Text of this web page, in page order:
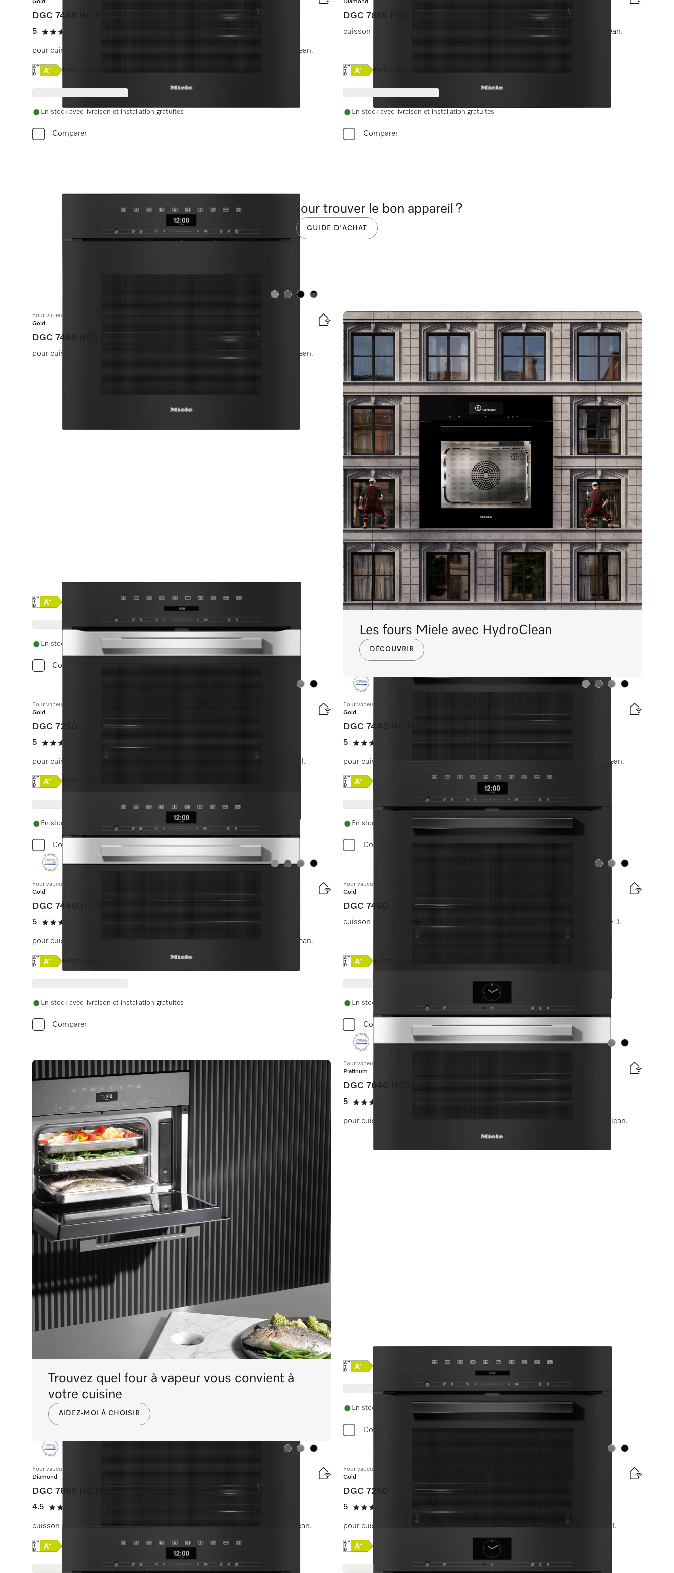
Gold
DGC 7465 HC Pro
5
5 étoiles sur 5
pour cuisson à la vapeur, classique et rôtissage avec connectivité + HydroClean.
Online Label Flag, Etiquette énergétique
En stock avec livraison et installation gratuites
Comparer
Diamond
DGC 7865 HCX Pro
cuisson vapeur, classique et rôtissage avec thermosonde sans fil + HydroClean.
Online Label Flag, Etiquette énergétique
En stock avec livraison et installation gratuites
Comparer
Couleurs
Couleurs
CouleursCouleurs
Four vapeur combiné sans poignée avec raccordement à l’eau
Gold
DGC 7465 HCX Pro
pour cuisson à la vapeur, classique et rôtissage avec connectivité + HydroClean.
Online Label Flag, Etiquette énergétique
En stock avec livraison et installation gratuites
Comparer
CouleursCouleurs
Four vapeur combiné
Gold
DGC 7250
5
5 étoiles sur 5
pour cuisson vapeur, au four et rôtissage avec mise en réseau et TasteControl.
Online Label Flag, Etiquette énergétique
En stock avec livraison et installation gratuites
Comparer
Couleurs
Couleurs
CouleursCouleurs
Four vapeur combiné compact
Gold
DGC 7440 HC Pro
5
5 étoiles sur 5
(3 Avis)
pour cuisson à la vapeur, classique et rôtissage avec connectivité + HydroClean.
Online Label Flag, Etiquette énergétique
En stock avec livraison et installation gratuites
Comparer
Couleurs
Couleurs
CouleursCouleurs
Four vapeur combiné compact
Gold
DGC 7440 HC Pro
5
5 étoiles sur 5
pour cuisson à la vapeur, classique et rôtissage avec connectivité + HydroClean.
Online Label Flag, Etiquette énergétique
Fiche produit
En stock avec livraison et installation gratuites
Comparer
Couleurs
CouleursCouleurs
Four vapeur combiné
Gold
DGC 7450
cuisson vapeur, four, rôtissage ac mise en réseau, TasteControl + éclairage LED.
Online Label Flag, Etiquette énergétique
En stock avec livraison et installation gratuites
Comparer
CouleursCouleurs
Four vapeur combiné compact
Platinum
DGC 7640 HC Pro
5
5 étoiles sur 5
pour cuisson à la vapeur, classique et rôtissage avec thermosonde + HydroClean.
Online Label Flag, Etiquette énergétique
En stock avec livraison et installation gratuites
Comparer
Couleurs
CouleursCouleurs
Four vapeur combiné avec raccordement à l’eau
Diamond
DGC 7865 HC Pro
4.5
4.5 étoiles sur 5
cuisson vapeur, classique et rôtissage avec thermosonde sans fil + HydroClean.
Online Label Flag, Etiquette énergétique
CouleursCouleurs
Four vapeur combiné
Gold
DGC 7250
5
5 étoiles sur 5
pour cuisson vapeur, au four et rôtissage avec mise en réseau et TasteControl.
Online Label Flag, Etiquette énergétique
Besoin d'aide pour trouver le bon appareil ?
GUIDE D'ACHAT
Les fours Miele avec HydroClean
DÉCOUVRIR
Trouvez quel four à vapeur vous convient à
votre cuisine
AIDEZ-MOI À CHOISIR